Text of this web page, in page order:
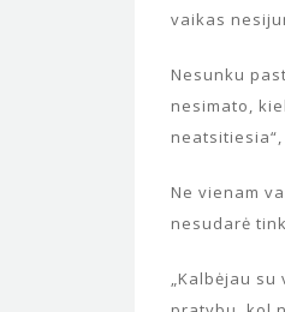
vaikas
Nesunku
nesimato,
Ne vienam
nesudarė
„Kalbėjau